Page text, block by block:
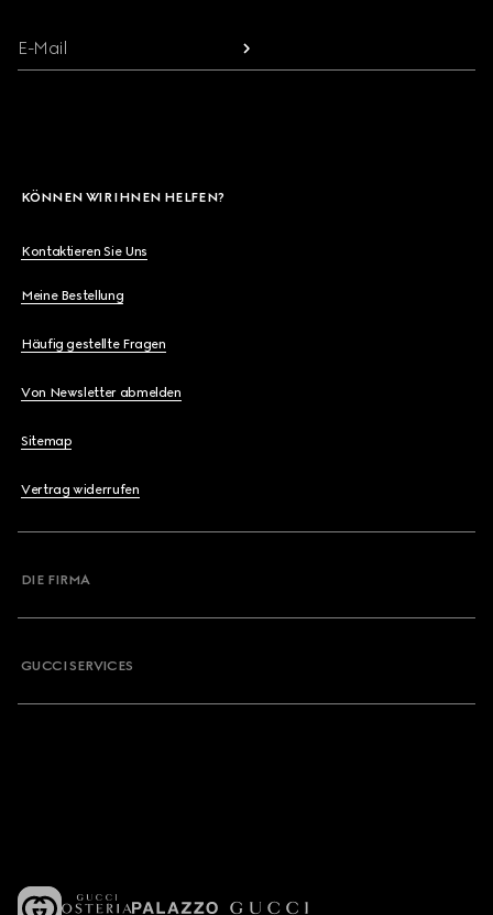
E-Mail
KÖNNEN WIR IHNEN HELFEN?
Kontaktieren Sie Uns
Meine Bestellung
Häufig gestellte Fragen
Von Newsletter abmelden
Sitemap
Vertrag widerrufen
DIE FIRMA
GUCCI SERVICES